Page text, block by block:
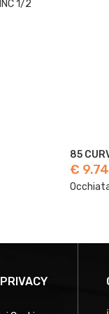
85
€ 9.74